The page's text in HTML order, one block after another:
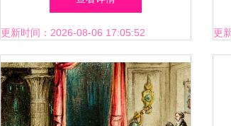
动漫技术开发中的路径探索
更新时间：2026-08-06 17:05:52 更